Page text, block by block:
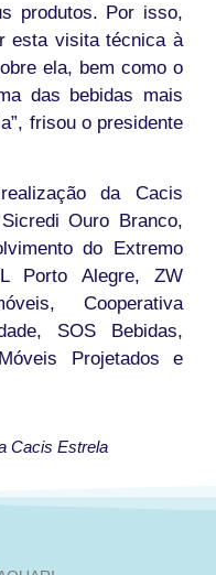
produtos. Por isso,
esta visita técnica à
ela, bem como o
das bebidas mais
frisou o presidente
da Cacis
Ouro Branco,
do Extremo
Porto Alegre, ZW
Cooperativa
SOS Bebidas,
Projetados e
Cacis Estrela